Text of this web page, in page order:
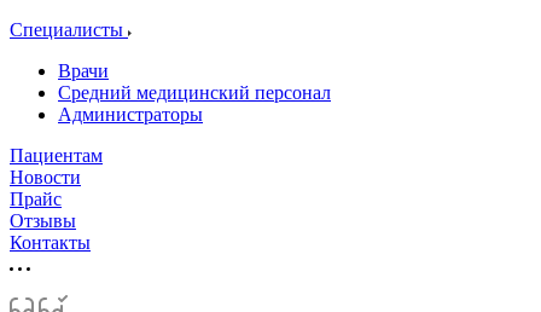
Специалисты
Врачи
Средний медицинский персонал
Администраторы
Пациентам
Новости
Прайс
Отзывы
Контакты